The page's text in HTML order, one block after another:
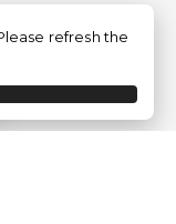
refresh the